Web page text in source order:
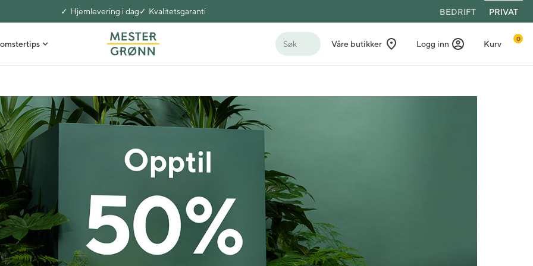
Hjemlevering i dag Kvalitetsgaranti BEDRIFT PRIVAT
Søk Våre butikker Logg inn Kurv
0